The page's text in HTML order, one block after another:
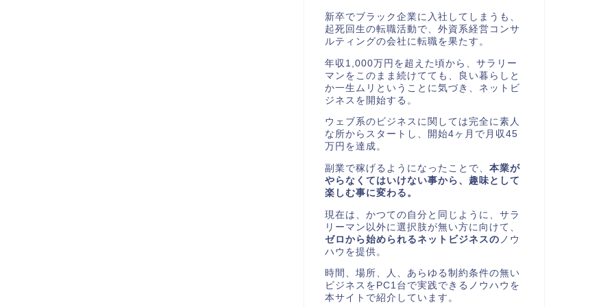
新卒でブラック企業に入社してしまうも、
起死回生の転職活動で、外資系経営コンサ
ルティングの会社に転職を果たす。
年収1,000万円を超えた頃から、サラリー
マンをこのまま続けてても、良い暮らしと
か一生ムリということに気づき、ネットビ
ジネスを開始する。
ウェブ系のビジネスに関しては完全に素人
な所からスタートし、開始4 ヶ月で月収45
万円を達成。
副業で稼げるようになったことで、 本業が
やらなくてはいけない事から、趣味として
楽しむ事に変わる。
現在は、かつての自分と同じように、サラ
リーマン以外に選択肢が無い方に向けて、
ゼロから始められるネットビジネスの ノウ
ハウを提供。
時間、場所、人、あらゆる制約条件の無い
ビジネスを PC1 台で実践できるノウハウを
本サイトで紹介しています。